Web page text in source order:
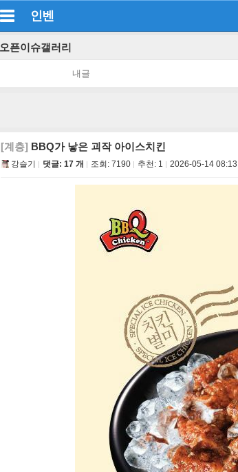
인벤
오픈이슈갤러리
내글
[계층] BBQ가 낳은 괴작 아이스치킨
강슬기 댓글: 17 개 조회: 7190 추천: 1 2026-05-14